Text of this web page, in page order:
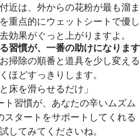
近は、外からの花粉が最も溜ま
重点的にウェットシートで優し
効果がぐっと上がりますよ。
習慣が、一番の助けになります
掃除の順番と道具を少し変える
ほどすっきりします。
床を滑らせるだけ」
習慣が、あなたの辛いムズム
タートをサポートしてくれる
してみてくださいね。